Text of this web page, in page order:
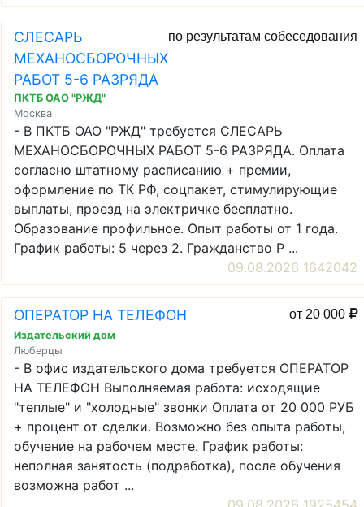
СЛЕСАРЬ
МЕХАНОСБОРОЧНЫХ
РАБОТ 5-6 РАЗРЯДА
по результатам собеседования
ПКТБ ОАО "РЖД"
Москва
- В ПКТБ ОАО "РЖД" требуется СЛЕСАРЬ
МЕХАНОСБОРОЧНЫХ РАБОТ 5-6 РАЗРЯДА. Оплата
согласно штатному расписанию + премии,
оформление по ТК РФ, соцпакет, стимулирующие
выплаты, проезд на электричке бесплатно.
Образование профильное. Опыт работы от 1 года.
График работы: 5 через 2. Гражданство Р ...
09.08.2026 1642042
ОПЕРАТОР НА ТЕЛЕФОН от 20 000
Издательский дом
Люберцы
- В офис издательского дома требуется ОПЕРАТОР
НА ТЕЛЕФОН Выполняемая работа: исходящие
"теплые" и "холодные" звонки Оплата от 20 000 РУБ
+ процент от сделки. Возможно без опыта работы,
обучение на рабочем месте. График работы:
неполная занятость (подработка), после обучения
возможна работ ...